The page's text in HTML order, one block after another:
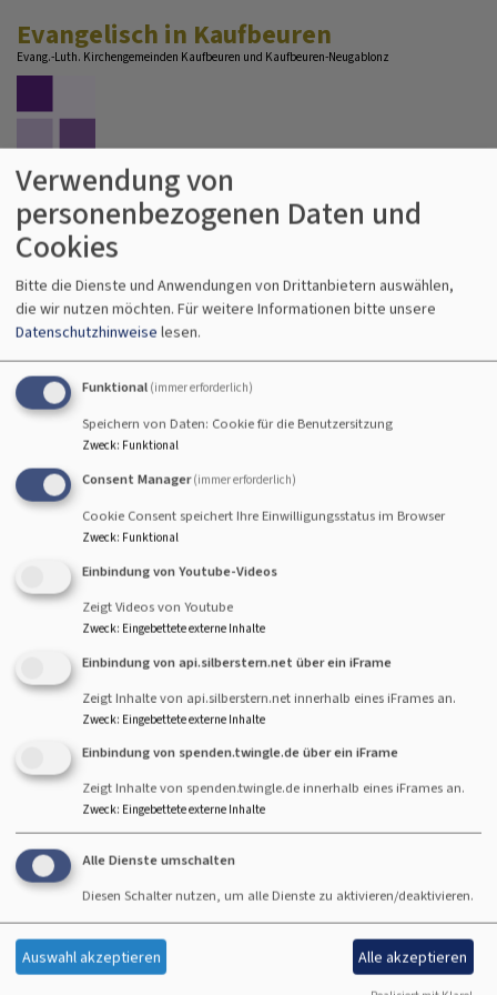
zum
Inhalt
Evangelisch in Kaufbeuren
Evang.-Luth. Kirchengemeinden Kaufbeuren und Kaufbeuren-Neugablonz
Hauptnavigation
Startseite Begleitung und Beratung Diakonische Arbeit
Diakonische Arbeit
Hier finden Sie Informationen zu unseren diakonischen
Arbeitsbereichen.
Hauptnavigation
Christuskirche
Begleitung &
Beratung
Angebote A - Z
Fußbereichsmenü
Impressum
Verwendung von
personenbezogenen Daten und
Cookies
Bitte die Dienste und Anwendungen von Drittanbietern auswählen,
die wir nutzen möchten. Für weitere Informationen bitte unsere
Datenschutzhinweise lesen.
Funktional (immer erforderlich)
Speichern von Daten: Cookie für die Benutzersitzung
Zweck: Funktional
Consent Manager (immer erforderlich)
Cookie Consent speichert Ihre Einwilligungsstatus im Browser
Zweck: Funktional
Einbindung von Youtube-Videos
Zeigt Videos von Youtube
Zweck: Eingebettete externe Inhalte
Einbindung von api.silberstern.net über ein iFrame
Zeigt Inhalte von api.silberstern.net innerhalb eines iFrames an.
Zweck: Eingebettete externe Inhalte
Einbindung von spenden.twingle.de über ein iFrame
Zeigt Inhalte von spenden.twingle.de innerhalb eines iFrames an.
Zweck: Eingebettete externe Inhalte
Alle Dienste umschalten
Diesen Schalter nutzen, um alle Dienste zu aktivieren/deaktivieren.
Auswahl akzeptieren Alle akzeptieren